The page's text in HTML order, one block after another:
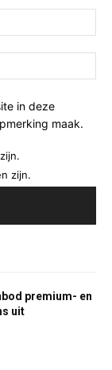
in deze
maak.
zijn.
premium- en
uit